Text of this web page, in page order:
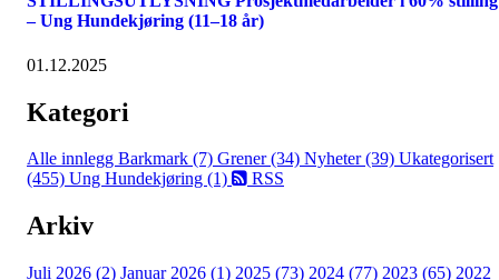
– Ung Hundekjøring (11–18 år)
01.12.2025
Kategori
Alle innlegg Barkmark (7) Grener (34) Nyheter (39) Ukategorisert
(455) Ung Hundekjøring (1) RSS
Arkiv
Juli 2026 (2) Januar 2026 (1) 2025 (73) 2024 (77) 2023 (65) 2022